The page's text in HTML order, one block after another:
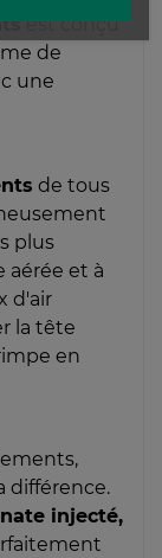
est conçu
de
une
de tous
plus
aérée et à
d'air
la tête
en
différence.
injecté,